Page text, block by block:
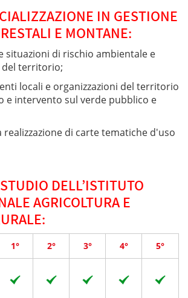
IN GESTIONE
E MONTANE:
situazioni di rischio ambientale e
territorio;
locali e organizzazioni del territorio
e intervento sul verde pubblico e
realizzazione di carte tematiche d'uso
DELL’ISTITUTO
AGRICOLTURA E
1° 2° 3° 4°
5°